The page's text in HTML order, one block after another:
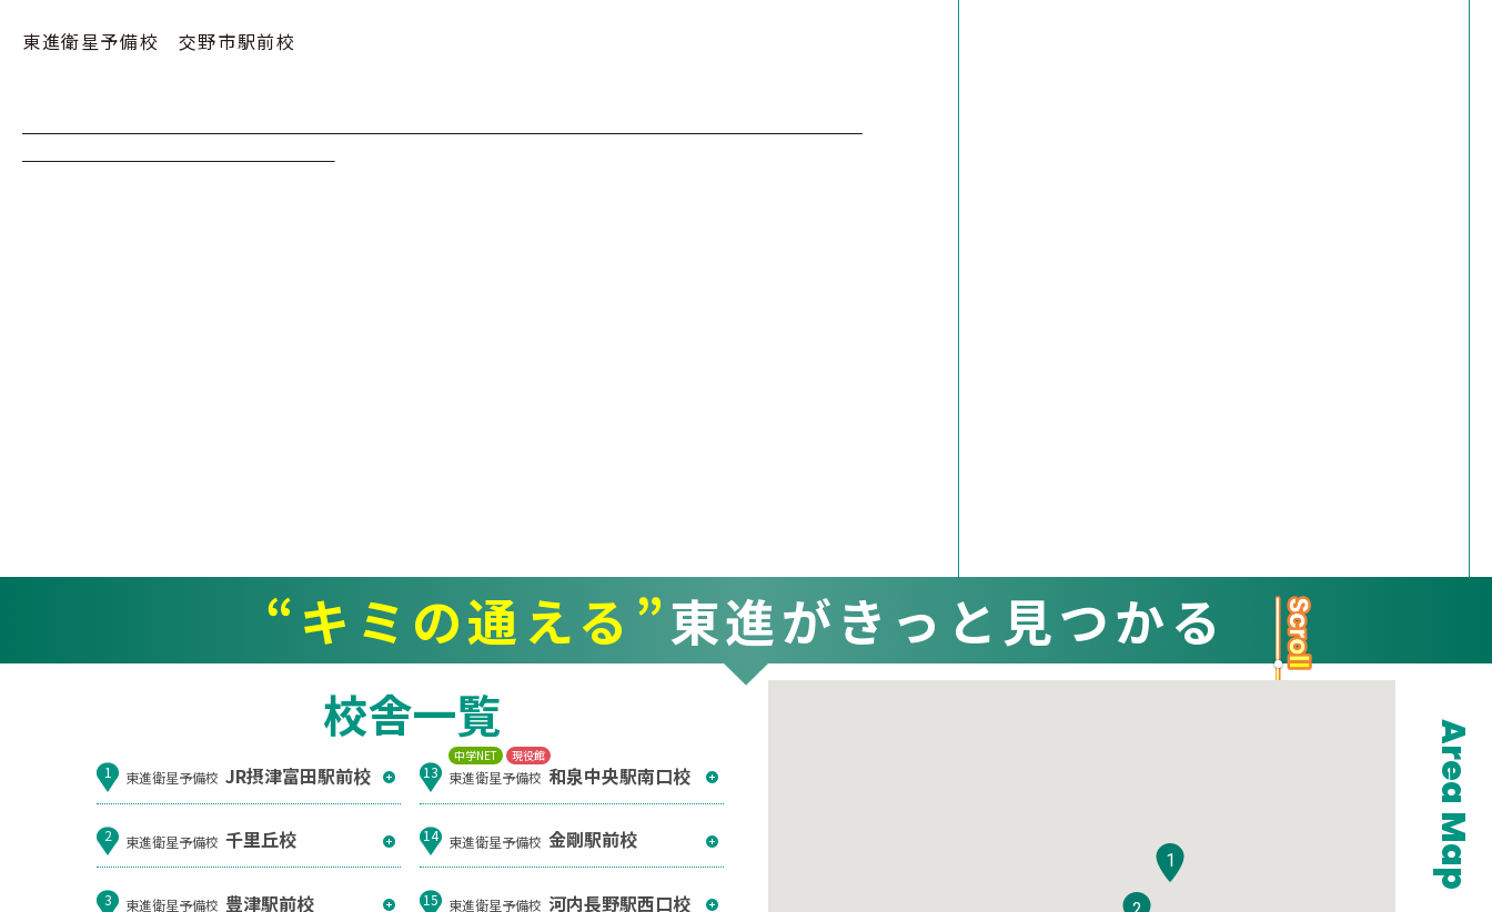
東進衛星予備校 交野市駅前校
“キミの通える”東進がきっと見つかる
校舎一覧
Area Map
1
1 東進衛星予備校 JR摂津富田駅前校
2 東進衛星予備校 千里丘校
3 東進衛星予備校 豊津駅前校
中学NET 現役館
13 東進衛星予備校 和泉中央駅南口校
14 東進衛星予備校 金剛駅前校
15 東進衛星予備校 河内長野駅西口校